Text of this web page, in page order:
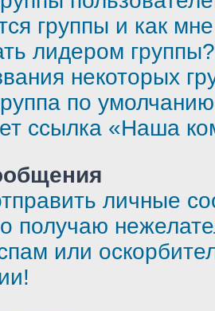
группы и как
лидером группы?
некоторых
по
ссылка «Наша
личные
получаю
или